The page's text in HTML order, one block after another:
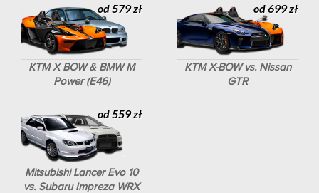
KTM X BOW & BMW M
Power (E46)
od 579 zł
KTM X-BOW vs. Nissan
GTR
od 699 zł
Mitsubishi Lancer Evo 10
vs. Subaru Impreza WRX
od 559 zł